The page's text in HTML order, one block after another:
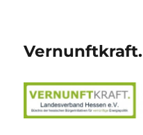
Vernunftkraft.